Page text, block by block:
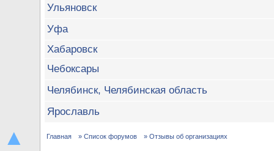
▲
Ульяновск
Уфа
Хабаровск
Чебоксары
Челябинск, Челябинская область
Ярославль
Главная » Список форумов » Отзывы об организациях